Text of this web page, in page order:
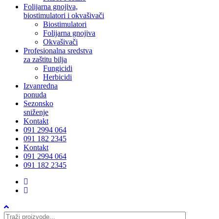
Folijarna gnojiva,
biostimulatori i okvašivači
Biostimulatori
Folijarna gnojiva
Okvašivači
Profesionalna sredstva
za zaštitu bilja
Fungicidi
Herbicidi
Izvanredna
ponuda
Sezonsko
sniženje
Kontakt
091 2994 064
091 182 2345
Kontakt
091 2994 064
091 182 2345
facebook
instagram
Products